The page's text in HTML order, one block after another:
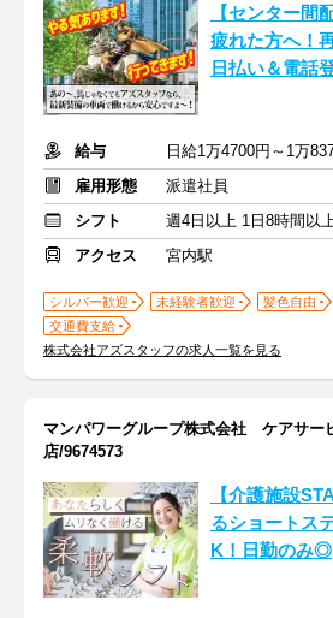
【センター間
疲れた方へ！
日払い＆電話
給与
日給1万4700円～1万
雇用形態
派遣社員
シフト
週4日以上 1日8時間以
アクセス
宮内駅
シルバー歓迎 未経験者歓迎 髪色自由
交通費支給
株式会社アズスタッフの求人一覧を見る
マンパワーグループ株式会社 ケアサ
店/9674573
【介護施設
るショートス
K！日勤のみ◎